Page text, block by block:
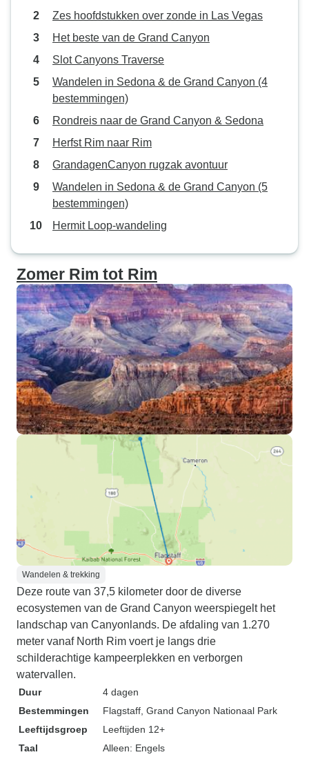
Zes hoofdstukken over zonde in Las Vegas
Het beste van de Grand Canyon
Slot Canyons Traverse
Wandelen in Sedona & de Grand Canyon (4
bestemmingen)
Rondreis naar de Grand Canyon & Sedona
Herfst Rim naar Rim
GrandagenCanyon rugzak avontuur
Wandelen in Sedona & de Grand Canyon (5
bestemmingen)
Hermit Loop-wandeling
Zomer Rim tot Rim
Wandelen & trekking
Deze route van 37,5 kilometer door de diverse
ecosystemen van de Grand Canyon weerspiegelt het
landschap van Canyonlands. De afdaling van 1.270
meter vanaf North Rim voert je langs drie
schilderachtige kampeerplekken en verborgen
watervallen.
Duur
4 dagen
Bestemmingen
Flagstaff , Grand Canyon Nationaal Park
Leeftijdsgroep
Leeftijden 12+
Taal
Alleen: Engels